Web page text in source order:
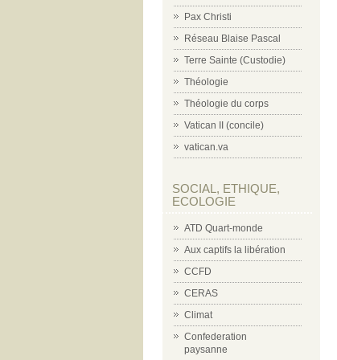
Pax Christi
Réseau Blaise Pascal
Terre Sainte (Custodie)
Théologie
Théologie du corps
Vatican II (concile)
vatican.va
SOCIAL, ETHIQUE,
ECOLOGIE
ATD Quart-monde
Aux captifs la libération
CCFD
CERAS
Climat
Confederation
paysanne